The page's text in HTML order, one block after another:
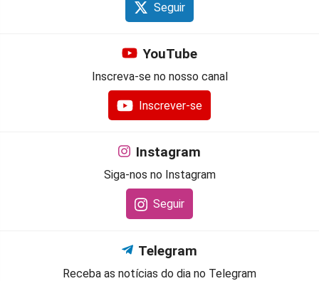
Seguir
YouTube
Inscreva-se no nosso canal
Inscrever-se
Instagram
Siga-nos no Instagram
Seguir
Telegram
Receba as notícias do dia no Telegram